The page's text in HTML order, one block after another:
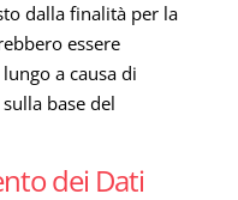
dalla finalità per la
essere
a causa di
base del
dei Dati